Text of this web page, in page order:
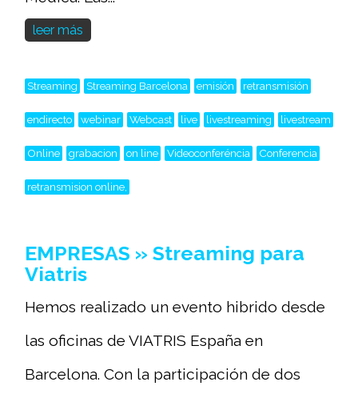
leer más
Streaming Streaming Barcelona emisión retransmisión
endirecto webinar Webcast live livestreaming livestream
Online grabacion on line Videoconferéncia Conferencia
retransmision online,
EMPRESAS » Streaming para
Viatris
Hemos realizado un evento hibrido desde
las oficinas de VIATRIS España en
Barcelona. Con la participación de dos